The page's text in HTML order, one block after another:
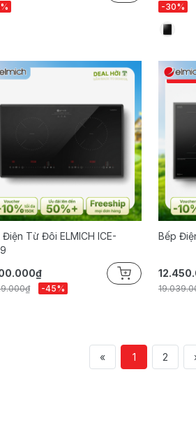
-30%
Điện Từ Đôi ELMICH ICE-
-45%
CÒN
Bếp
« 1 2